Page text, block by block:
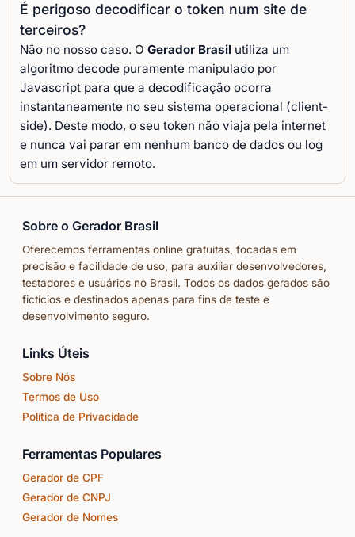
É perigoso decodificar o token num site de
terceiros?
Não no nosso caso. O Gerador Brasil utiliza um
algoritmo decode puramente manipulado por
Javascript para que a decodificação ocorra
instantaneamente no seu sistema operacional (client-
side). Deste modo, o seu token não viaja pela internet
e nunca vai parar em nenhum banco de dados ou log
em um servidor remoto.
Sobre o Gerador Brasil
Oferecemos ferramentas online gratuitas, focadas em
precisão e facilidade de uso, para auxiliar desenvolvedores,
testadores e usuários no Brasil. Todos os dados gerados são
fictícios e destinados apenas para fins de teste e
desenvolvimento seguro.
Links Úteis
Sobre Nós
Termos de Uso
Política de Privacidade
Ferramentas Populares
Gerador de CPF
Gerador de CNPJ
Gerador de Nomes